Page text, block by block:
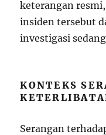
keterangan
insiden tersebut
investigasi
KONTEKS
Serangan